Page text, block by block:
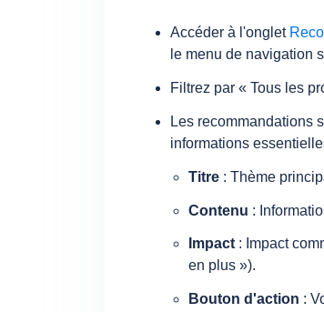
Accéder à l'onglet
le menu de navigation
Filtrez par « Tous les
Les recommandations
informations
Titre : Thème
Contenu :
Impact: Impact
en plus »).
Bouton d'action :